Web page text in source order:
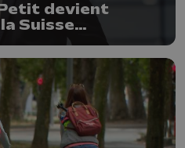
devient
Suisse